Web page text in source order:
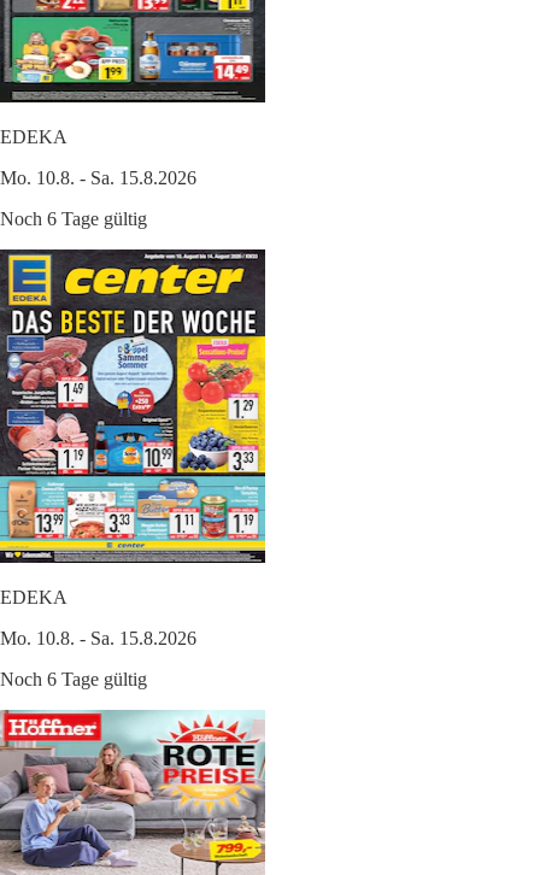
EDEKA
Mo. 10.8. - Sa. 15.8.2026
Noch 6 Tage gültig
EDEKA
Mo. 10.8. - Sa. 15.8.2026
Noch 6 Tage gültig